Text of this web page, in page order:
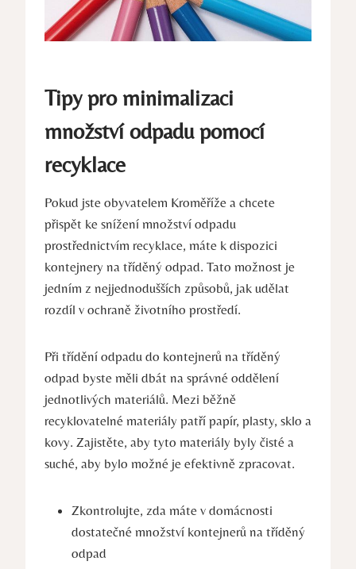
Tipy pro minimalizaci
množství odpadu pomocí
recyklace
Pokud jste obyvatelem Kroměříže a chcete
přispět ke snížení množství odpadu
prostřednictvím recyklace, máte k dispozici
kontejnery na tříděný odpad. Tato možnost je
jedním z nejjednodušších způsobů, jak udělat
rozdíl v ochraně životního prostředí.
Při třídění odpadu do kontejnerů na tříděný
odpad byste měli dbát na správné oddělení
jednotlivých materiálů. Mezi běžně
recyklovatelné materiály patří papír, plasty, sklo a
kovy. Zajistěte, aby tyto materiály byly čisté a
suché, aby bylo možné je efektivně zpracovat.
Zkontrolujte, zda máte v domácnosti
dostatečné množství kontejnerů na tříděný
odpad